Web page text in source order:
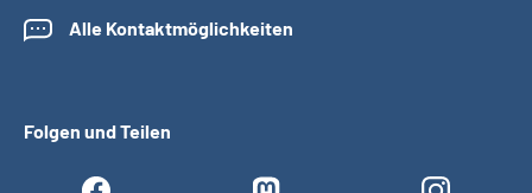
Alle Kontaktmöglichkeiten
Folgen und Teilen